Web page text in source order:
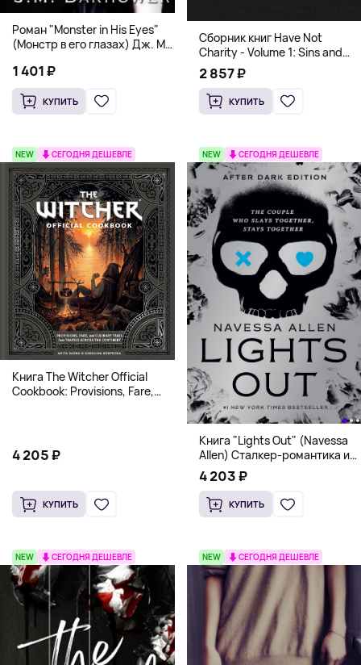
Роман "Monster in His Eyes"
(Монстр в его глазах) Дж. М.
18+
1 401 ₽
КУПИТЬ
Сборник книг Have Not
Charity - Volume 1: Sins and
Volume 2: Virtues
2 857 ₽
КУПИТЬ
NEW СЕГОДНЯ ДЕШЕВЛЕ
Книга The Witcher Official
Cookbook: Provisions, Fare,
4 205 ₽
КУПИТЬ
NEW СЕГОДНЯ ДЕШЕВЛЕ
Книга "Lights Out" (Navessa
Allen) Сталкер-романтика и
человек в маске (18+)
4 203 ₽
КУПИТЬ
NEW СЕГОДНЯ ДЕШЕВЛЕ NEW СЕГОДНЯ ДЕШЕВЛЕ